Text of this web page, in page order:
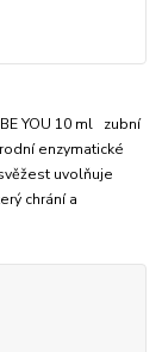
YOU 10 ml zubní
enzymatické
uvolňuje
chrání a